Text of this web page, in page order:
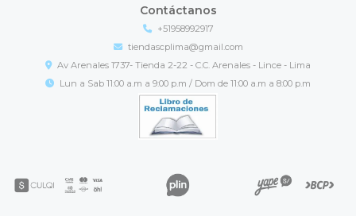
Contáctanos
+51958992917
tiendascplima@gmail.com
Av Arenales 1737- Tienda 2-22 - C.C. Arenales - Lince - Lima
Lun a Sab 11:00 a.m a 9:00 p.m / Dom de 11:00 a.m a 8:00 p.m